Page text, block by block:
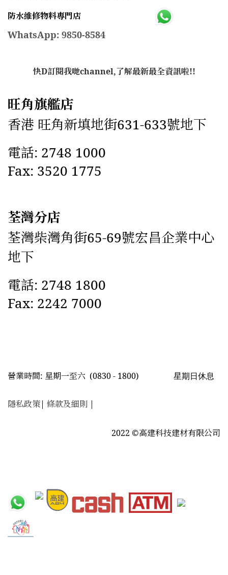
防水維修物料專門店
WhatsApp: 9850-8584
快D訂閱我哋channel,了解最新最全資訊啦!!
旺角旗艦店
香港 旺角新填地街631-633號地下
電話: 2748 1000
Fax: 3520 1775
荃灣分店
荃灣柴灣角街65-69號宏昌企業中心
地下
電話: 2748 1800
Fax: 2242 7000
營業時間: 星期一至六 (0830 - 1800) 星期日休息
隱私政策| 條款及細則 |
2022 ©高建科技建材有限公司